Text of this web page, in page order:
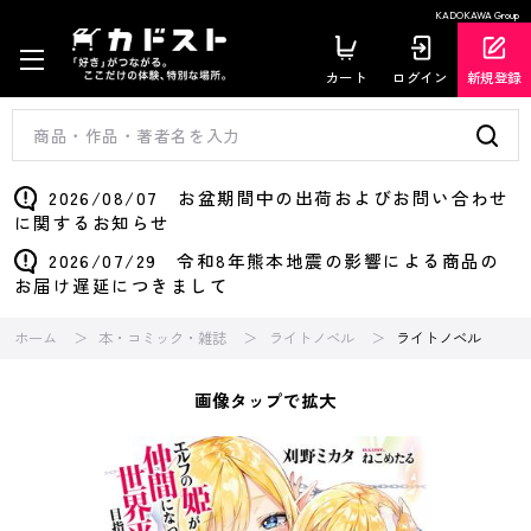
KADOKAWA Group
カート ログイン 新規登録
2026/08/07 お盆期間中の出荷およびお問い合わせ
に関するお知らせ
2026/07/29 令和8年熊本地震の影響による商品の
お届け遅延につきまして
ホーム 本・コミック・雑誌 ライトノベル ライトノベル
画像タップで拡大